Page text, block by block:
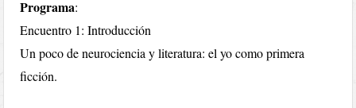
Programa:
Encuentro 1: Introducción
Un poco de neurociencia y literatura: el yo como primera
ficción.